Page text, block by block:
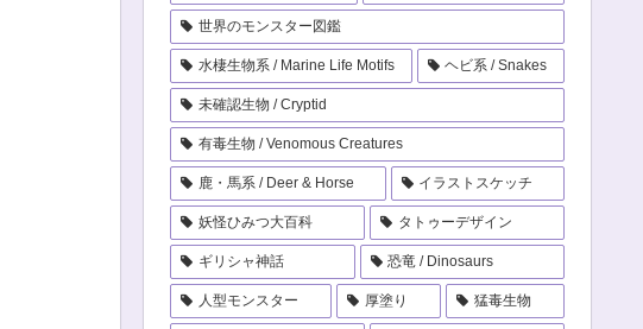
世界のモンスター図鑑
水棲生物系 / Marine Life Motifs ヘビ系 / Snakes
未確認生物 / Cryptid
有毒生物 / Venomous Creatures
鹿・馬系 / Deer & Horse イラストスケッチ
妖怪ひみつ大百科 タトゥーデザイン
ギリシャ神話 恐竜 / Dinosaurs
人型モンスター 厚塗り 猛毒生物